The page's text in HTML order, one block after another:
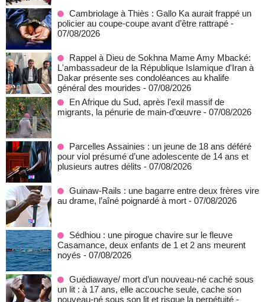
Cambriolage à Thiès : Gallo Ka aurait frappé un
policier au coupe-coupe avant d’être rattrapé -
07/08/2026
Rappel à Dieu de Sokhna Mame Amy Mbacké:
L'ambassadeur de la République Islamique d'Iran à
Dakar présente ses condoléances au khalife
général des mourides - 07/08/2026
En Afrique du Sud, après l’exil massif de
migrants, la pénurie de main-d’œuvre - 07/08/2026
Parcelles Assainies : un jeune de 18 ans déféré
pour viol présumé d’une adolescente de 14 ans et
plusieurs autres délits - 07/08/2026
Guinaw-Rails : une bagarre entre deux frères vire
au drame, l’aîné poignardé à mort - 07/08/2026
Sédhiou : une pirogue chavire sur le fleuve
Casamance, deux enfants de 1 et 2 ans meurent
noyés - 07/08/2026
Guédiawaye/ mort d’un nouveau-né caché sous
un lit : à 17 ans, elle accouche seule, cache son
nouveau-né sous son lit et risque la perpétuité -